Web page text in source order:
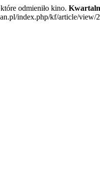
odmieniło kino.
index.php/kf/article/view/